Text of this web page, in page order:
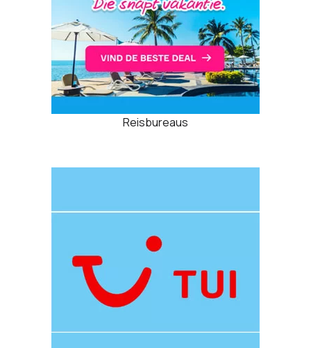
Reisbureaus